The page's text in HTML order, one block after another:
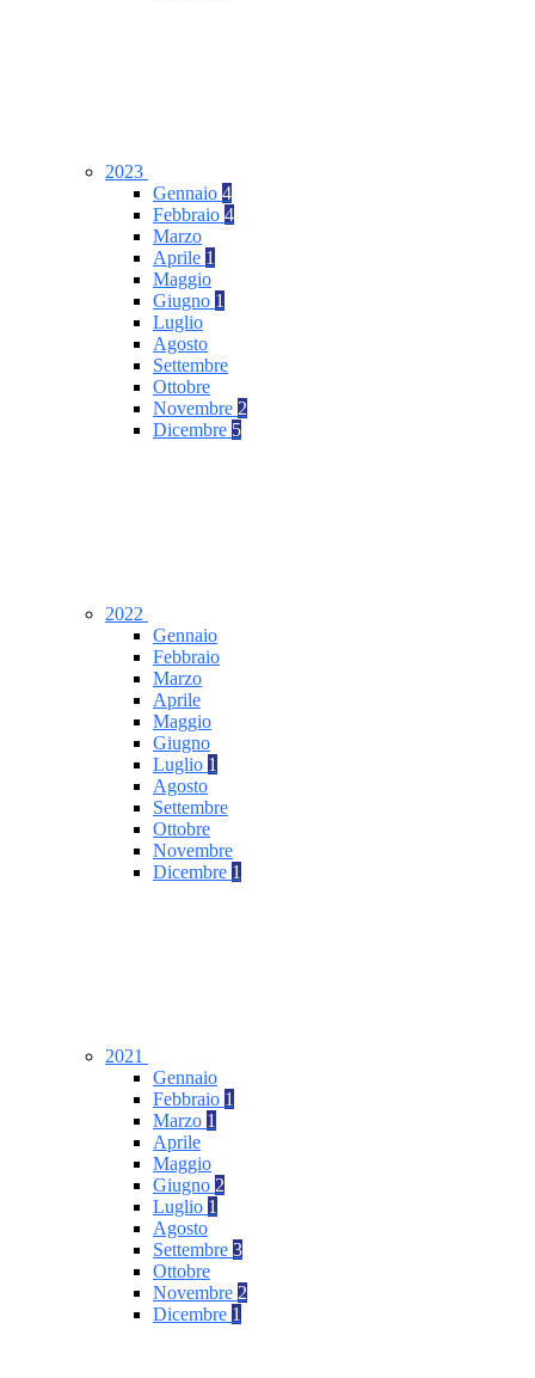
2023
Gennaio 4
Febbraio 4
Marzo
Aprile 1
Maggio
Giugno 1
Luglio
Agosto
Settembre
Ottobre
Novembre 2
Dicembre 5
2022
Gennaio
Febbraio
Marzo
Aprile
Maggio
Giugno
Luglio 1
Agosto
Settembre
Ottobre
Novembre
Dicembre 1
2021
Gennaio
Febbraio 1
Marzo 1
Aprile
Maggio
Giugno 2
Luglio 1
Agosto
Settembre 3
Ottobre
Novembre 2
Dicembre 1